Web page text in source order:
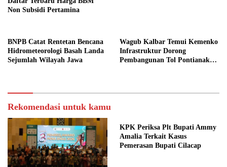
Non Subsidi Pertamina
BNPB Catat Rentetan Bencana
Hidrometeorologi Basah Landa
Sejumlah Wilayah Jawa
Wagub Kalbar Temui Kemenko
Infrastruktur Dorong
Pembangunan Tol Pontianak
Rekomendasi untuk kamu
KPK Periksa Plt Bupati Ammy
Amalia Terkait Kasus
Pemerasan Bupati Cilacap